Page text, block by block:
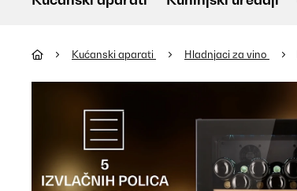
Kućanski aparati Hladnjaci za vino